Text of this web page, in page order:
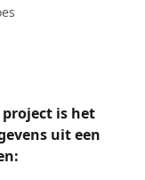
is het
uit een